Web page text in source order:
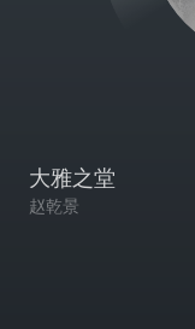
大雅之堂
赵乾景